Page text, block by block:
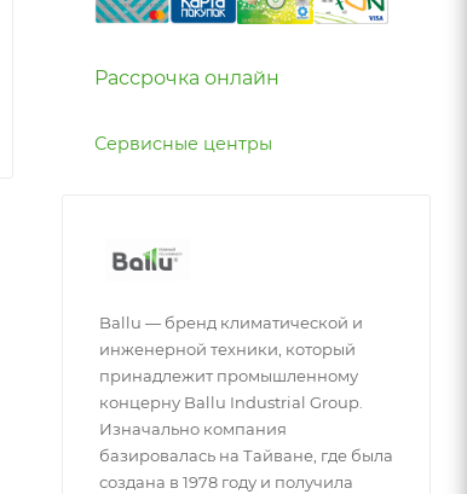
Рассрочка онлайн
Сервисные центры
Ballu — бренд климатической и
инженерной техники, который
принадлежит промышленному
концерну Ballu Industrial Group.
Изначально компания
базировалась на Тайване, где была
создана в 1978 году и получила